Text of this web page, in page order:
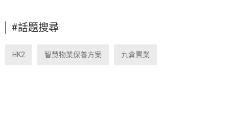
#話題搜尋
HK2 智慧物業保養方案 九倉置業